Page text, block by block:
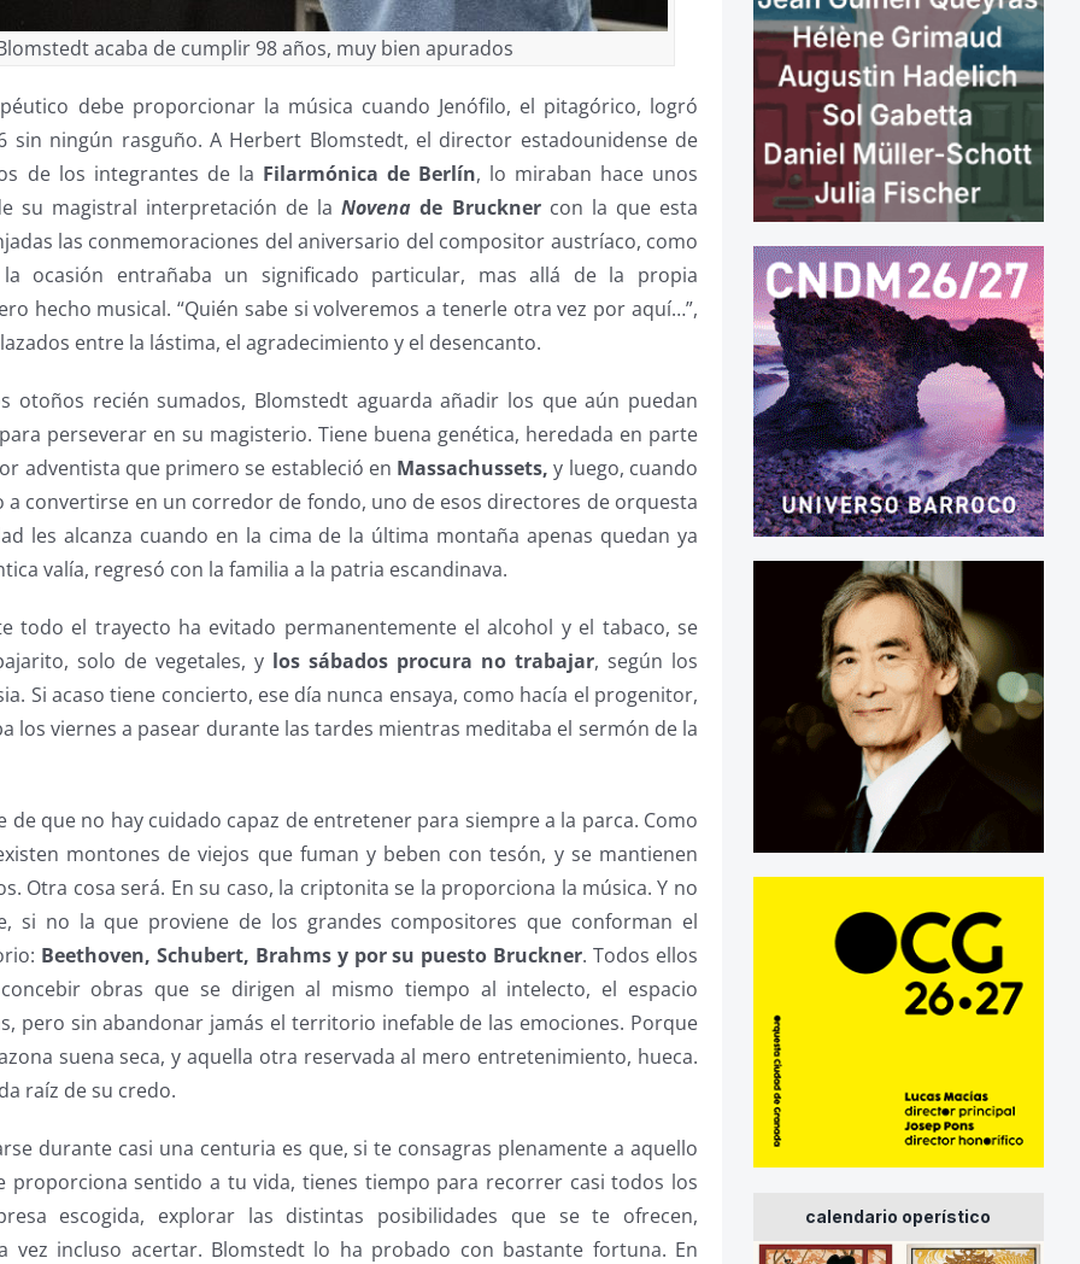
acaba de cumplir 98 años, muy bien apurados
debe proporcionar la música cuando Jenófilo, el pitagórico, logró
sin ningún rasguño. A Herbert Blomstedt, el director estadounidense de
de los integrantes de la Filarmónica de Berlín, lo miraban hace unos
su magistral interpretación de la Novena de Brucknercon la que esta
las conmemoraciones del aniversario del compositor austríaco, como
ocasión entrañaba un significado particular, mas allá de la propia
hecho musical. “Quién sabe si volveremos a tenerle otra vez por aquí…”,
entre la lástima, el agradecimiento y el desencanto.
otoños recién sumados, Blomstedt aguarda añadir los que aún puedan
perseverar en su magisterio. Tiene buena genética, heredada en parte
adventista que primero se estableció en Massachussets, y luego, cuando
a convertirse en un corredor de fondo, uno de esos directores de orquesta
les alcanza cuando en la cima de la última montaña apenas quedan ya
valía, regresó con la familia a la patria escandinava.
todo el trayecto ha evitado permanentemente el alcohol y el tabaco, se
solo de vegetales, y los sábados procura no trabajar, según los
Si acaso tiene concierto, ese día nunca ensaya, como hacía el progenitor,
los viernes a pasear durante las tardes mientras meditaba el sermón de la
de que no hay cuidado capaz de entretener para siempre a la parca. Como
montones de viejos que fuman y beben con tesón, y se mantienen
Otra cosa será. En su caso, la criptonita se la proporciona la música. Y no
si no la que proviene de los grandes compositores que conforman el
Beethoven, Schubert, Brahms y por su puesto Bruckner. Todos ellos
obras que se dirigen al mismo tiempo al intelecto, el espacio
pero sin abandonar jamás el territorio inefable de las emociones. Porque
suena seca, y aquella otra reservada al mero entretenimiento, hueca.
raíz de su credo.
durante casi una centuria es que, si te consagras plenamente a aquello
proporciona sentido a tu vida, tienes tiempo para recorrer casi todos los
escogida, explorar las distintas posibilidades que se te ofrecen,
vez incluso acertar. Blomstedt lo ha probado con bastante fortuna. En
calendario operístico